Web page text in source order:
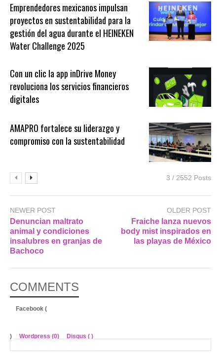
Emprendedores mexicanos impulsan
proyectos en sustentabilidad para la
gestión del agua durante el HEINEKEN
Water Challenge 2025
Con un clic la app inDrive Money
revoluciona los servicios financieros
digitales
AMAPRO fortalece su liderazgo y
compromiso con la sustentabilidad
3 / 2552 Posts
NEWER POST
Denuncian maltrato
animal y condiciones
insalubres en granjas de
Bachoco
OLDER POST
Fraiche lanza nuevos
body mist inspirados en
las playas de México
COMMENTS
Facebook (
) Wordpress (0) Disqus ( )